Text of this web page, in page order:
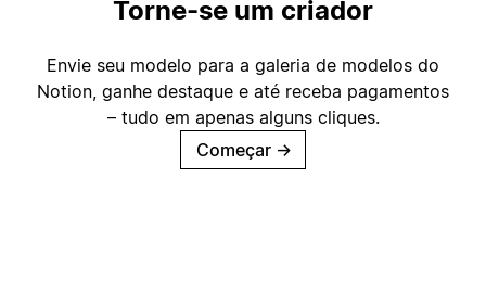
Torne-se um criador
Envie seu modelo para a galeria de modelos do
Notion, ganhe destaque e até receba pagamentos
– tudo em apenas alguns cliques.
Começar →